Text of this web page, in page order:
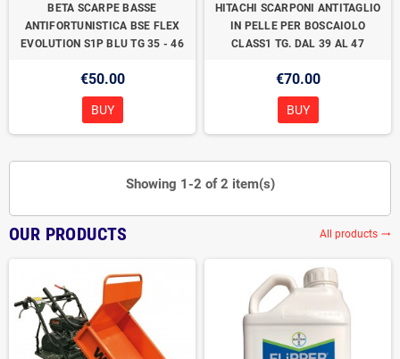
BETA SCARPE BASSE
ANTIFORTUNISTICA BSE FLEX
EVOLUTION S1P BLU TG 35 - 46
€50.00
BUY
HITACHI SCARPONI ANTITAGLIO
IN PELLE PER BOSCAIOLO
CLASS1 TG. DAL 39 AL 47
€70.00
BUY
Showing 1-2 of 2 item(s)
OUR PRODUCTS All products trending_flat